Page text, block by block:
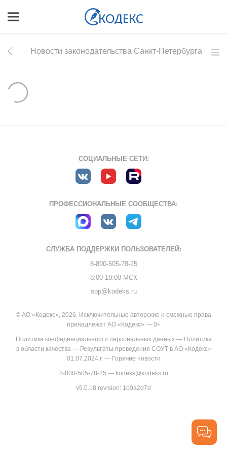
Новости законодательства Санкт-Петербурга
СОЦИАЛЬНЫЕ СЕТИ:
ПРОФЕССИОНАЛЬНЫЕ СООБЩЕСТВА:
СЛУЖБА ПОДДЕРЖКИ ПОЛЬЗОВАТЕЛЕЙ:
8-800-505-78-25
8:00-18:00 МСК
spp@kodeks.ru
© АО «Кодекс», 2026. Исключительные авторские и смежные права
принадлежат АО «Кодекс» — 0+
Политика конфиденциальности персональных данных— Политика
в области качества— Результаты проведения СОУТ в АО «Кодекс»
01.07.2024 г.— Горячие новости
8-800-505-78-25 — kodeks@kodeks.ru
v5.0.18 revision: 1b0a2d7d